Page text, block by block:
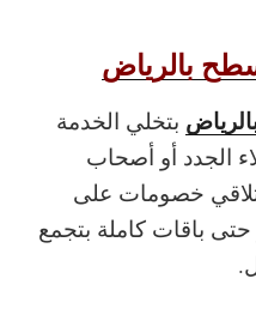
بالرياض
بتخلي الخدمة
الجدد أو أصحاب
خصومات على
حتى باقات كاملة بتجمع